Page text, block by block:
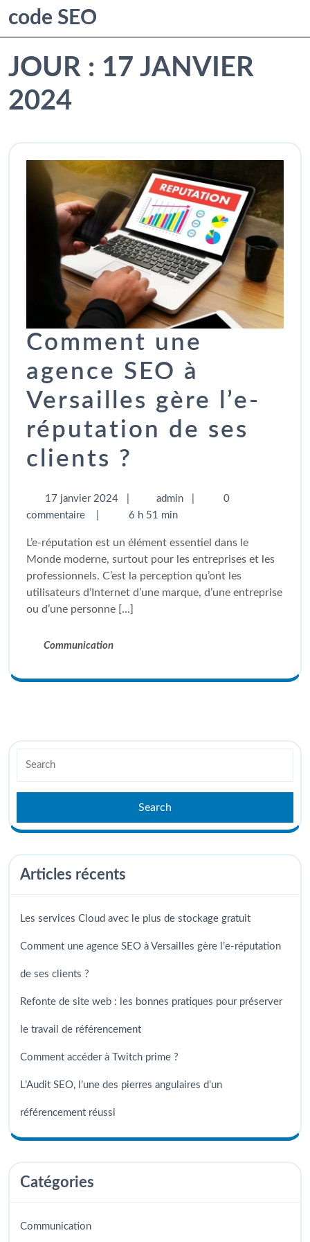
code SEO
JOUR : 17 JANVIER
2024
Comment une
agence SEO à
Versailles gère l’e-
réputation de ses
clients ?
17 janvier 2024 admin
0
commentaire
6 h 51 min
L’e-réputation est un élément essentiel dans le
Monde moderne, surtout pour les entreprises et les
professionnels. C’est la perception qu’ont les
utilisateurs d’Internet d’une marque, d’une entreprise
ou d’une personne [...]
Communication
Articles récents
Les services Cloud avec le plus de stockage gratuit
Comment une agence SEO à Versailles gère l’e-réputation
de ses clients ?
Refonte de site web : les bonnes pratiques pour préserver
le travail de référencement
Comment accéder à Twitch prime ?
L’Audit SEO, l’une des pierres angulaires d’un
référencement réussi
Catégories
Communication